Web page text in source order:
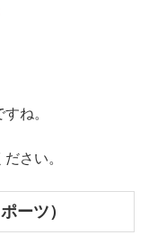
ね。
さい。
ーツ）